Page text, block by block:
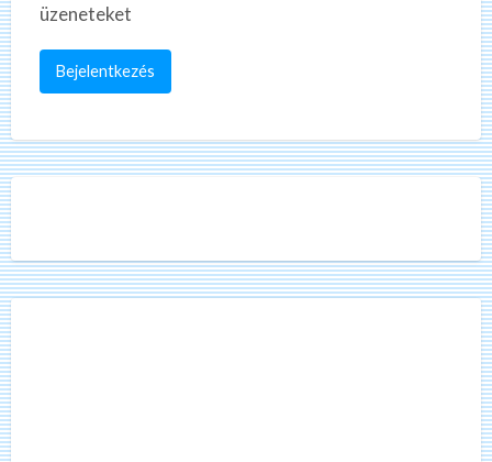
üzeneteket
Bejelentkezés